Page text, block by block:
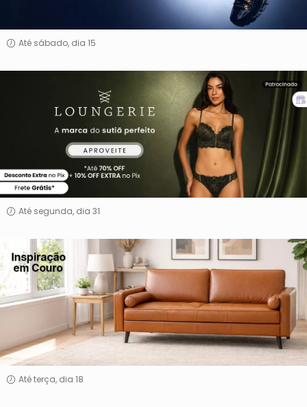
Até sábado, dia 15
Até segunda, dia 31
Inspiração
Em
Couro
Até terça, dia 18